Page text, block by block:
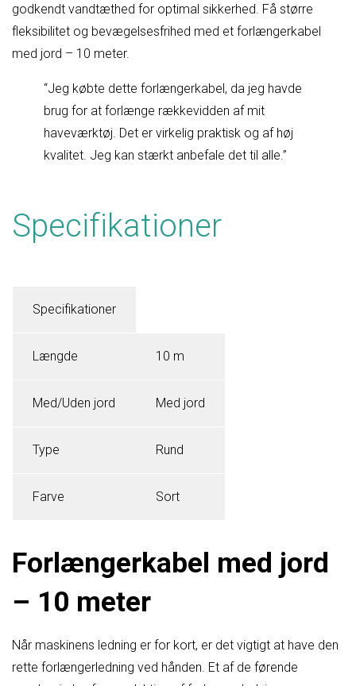
godkendt vandtæthed for optimal sikkerhed. Få større
fleksibilitet og bevægelsesfrihed med et forlængerkabel
med jord – 10 meter.
“Jeg købte dette forlængerkabel, da jeg havde
brug for at forlænge rækkevidden af mit
haveværktøj. Det er virkelig praktisk og af høj
kvalitet. Jeg kan stærkt anbefale det til alle.”
Specifikationer
Specifikationer
Længde 10 m
Med/Uden jord Med jord
Type Rund
Farve Sort
Forlængerkabel med jord
– 10 meter
Når maskinens ledning er for kort, er det vigtigt at have den
rette forlængerledning ved hånden. Et af de førende